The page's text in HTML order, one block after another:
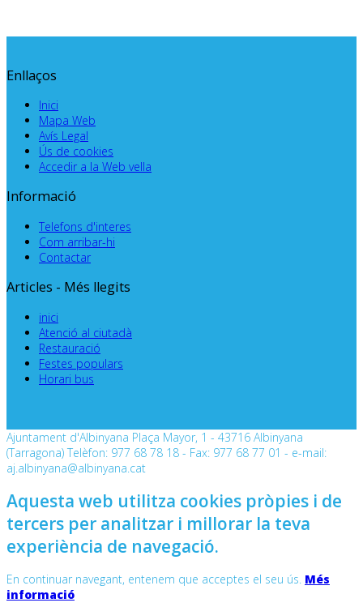
Enllaços
Inici
Mapa Web
Avís Legal
Ús de cookies
Accedir a la Web vella
Informació
Telefons d'interes
Com arribar-hi
Contactar
Articles - Més llegits
inici
Atenció al ciutadà
Restauració
Festes populars
Horari bus
Ajuntament d'Albinyana Plaça Mayor, 1 - 43716 Albinyana
(Tarragona) Telèfon: 977 68 78 18 - Fax: 977 68 77 01 - e-mail:
aj.albinyana@albinyana.cat
Aquesta web utilitza cookies pròpies i de
tercers per analitzar i millorar la teva
experiència de navegació.
En continuar navegant, entenem que acceptes el seu ús. Més
informació